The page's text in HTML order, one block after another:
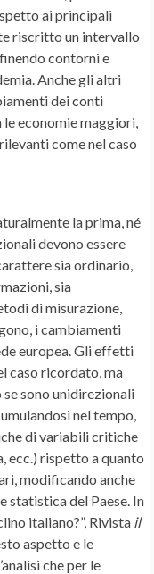
ai principali
riscritto un intervallo
contorni e
Anche gli altri
dei conti
economie maggiori,
come nel caso
la prima, né
devono essere
sia ordinario,
sia
di misurazione,
i cambiamenti
europea. Gli effetti
caso ricordato, ma
sono unidirezionali
nel tempo,
di variabili critiche
ecc.) rispetto a quanto
modificando anche
statistica del Paese. In
italiano?”, Rivista il
aspetto e le
che per le